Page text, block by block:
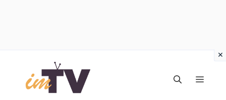
contenuto